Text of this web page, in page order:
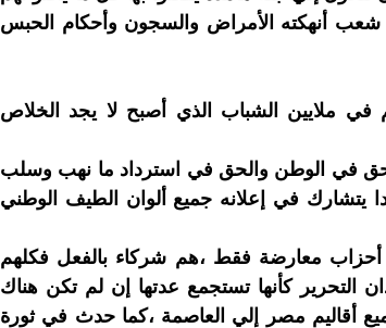
أنهكته الأمراض والسجون وأحكام الحبس
في ملايين الشباب الذي أصبح لا يجد الخلاص
في الوطن والحق في استرداد ما نهب وسلب
يتشارك في إعلانه جميع ألوان الطيف الوطني
أحزاب معارضة فقط ،هم شركاء بالفعل فكلهم
كأنها تستجمع عدتها إن لم تكن هناك
أقاليم مصر إلي العاصمة ،كما حدث في ثورة